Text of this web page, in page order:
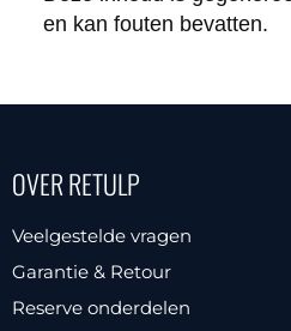
en kan fouten bevatten.
OVER RETULP
Veelgestelde vragen
Garantie & Retour
Reserve onderdelen